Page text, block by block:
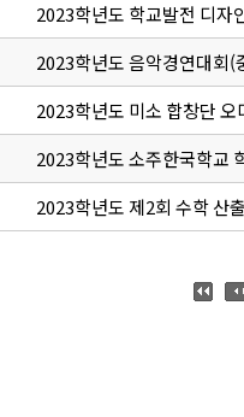
2023학년도 학교발전 디자
2023학년도 음악경연대회(
2023학년도 미소 합창단 오
2023학년도 소주한국학교
2023학년도 제2회 수학 산